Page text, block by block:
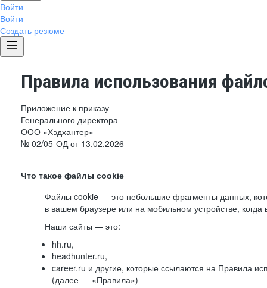
Войти
Войти
Создать резюме
Правила использования
Приложение к приказу
Генерального директора
ООО «Хэдхантер»
№ 02/05-ОД от 13.02.2026
Что такое файлы cookie
Файлы cookie — это небольшие фрагменты данных,
в вашем браузере или на мобильном устройстве,
Наши сайты — это:
hh.ru,
headhunter.ru,
career.ru и другие, которые ссылаются на Правила
(далее — «Правила»)